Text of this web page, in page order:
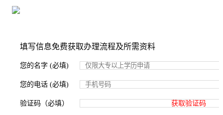
填写信息免费获取办理流程及所需资料
您的名字 (必填)
您的电话 (必填)
验证码（必填） 获取验证码